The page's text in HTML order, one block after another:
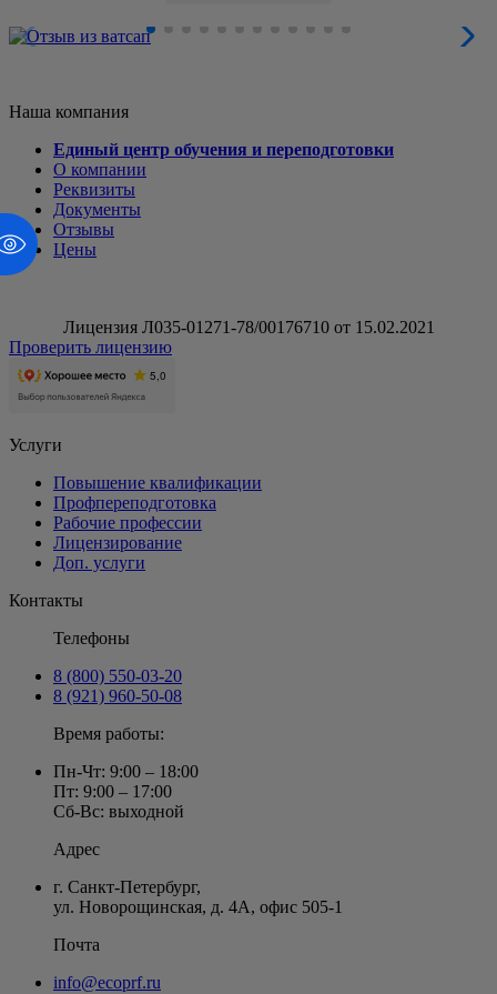
Наша компания
Единый центр обучения и переподготовки
О компании
Реквизиты
Документы
Отзывы
Цены
Лицензия Л035-01271-78/00176710 от 15.02.2021
Проверить лицензию
Услуги
Повышение квалификации
Профпереподготовка
Рабочие профессии
Лицензирование
Доп. услуги
Контакты
Телефоны
8 (800) 550-03-20
8 (921) 960-50-08
Время работы:
Пн-Чт: 9:00 – 18:00
Пт: 9:00 – 17:00
Сб-Вс: выходной
Адрес
г. Санкт-Петербург,
ул. Новорощинская, д. 4А, офис 505-1
Почта
info@ecoprf.ru